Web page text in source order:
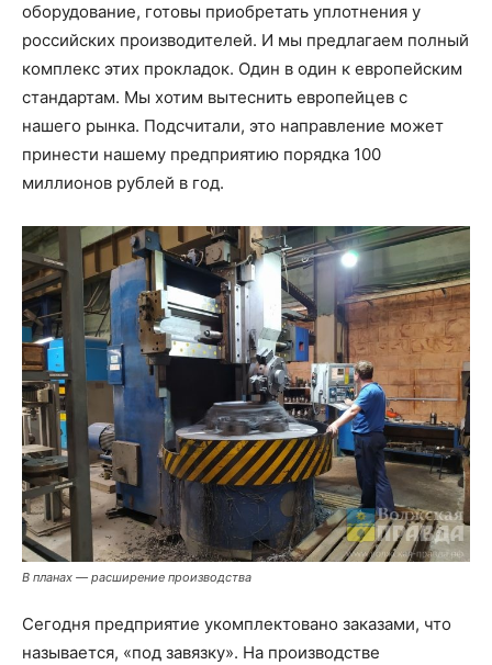
оборудование, готовы приобретать уплотнения у
российских производителей. И мы предлагаем полный
комплекс этих прокладок. Один в один к европейским
стандартам. Мы хотим вытеснить европейцев с
нашего рынка. Подсчитали, это направление может
принести нашему предприятию порядка 100
миллионов рублей в год.
В планах — расширение производства
Сегодня предприятие укомплектовано заказами, что
называется, «под завязку». На производстве